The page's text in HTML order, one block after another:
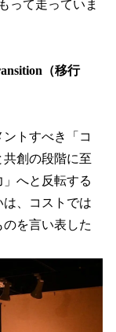
って走っていま
（移行
トすべき「コ
創の段階に至
へと反転する
、コストでは
を言い表した